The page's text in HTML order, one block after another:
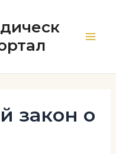
закон о